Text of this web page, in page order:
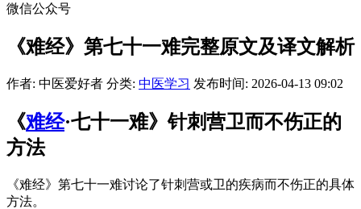
微信公众号
《难经》第七十一难完整原文及译文解析
作者: 中医爱好者 分类: 中医学习 发布时间: 2026-04-13 09:02
《难经·七十一难》针刺营卫而不伤正的
方法
《难经》第七十一难讨论了针刺营或卫的疾病而不伤正的具体
方法。